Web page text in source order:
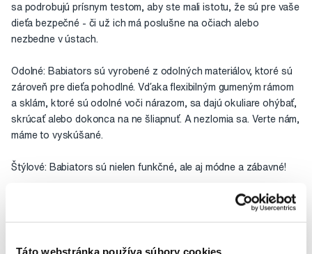
Táto webstránka používa súbory cookies
sa podrobujú prísnym testom, aby ste mali istotu, že sú pre vaše
dieťa bezpečné - či už ich má poslušne na očiach alebo
nezbedne v ústach.
Odolné: Babiators sú vyrobené z odolných materiálov, ktoré sú
zároveň pre dieťa pohodlné. Vďaka flexibilným gumeným rámom
a sklám, ktoré sú odolné voči nárazom, sa dajú okuliare ohýbať,
skrúcať alebo dokonca na ne šliapnuť. A nezlomia sa. Verte nám,
máme to vyskúšané.
Štýlové: Babiators sú nielen funkčné, ale aj módne a zábavné!
Garantované: Dôvera je pre spoločnosť Babiators veľmi
zaplatíte iba dopravu.
Viac informácií tu.